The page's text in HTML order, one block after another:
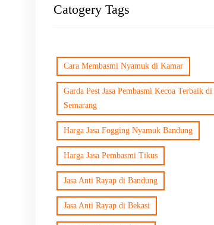
Catogery Tags
Cara Membasmi Nyamuk di Kamar
Garda Pest Jasa Pembasmi Kecoa Terbaik di
Semarang
Harga Jasa Fogging Nyamuk Bandung
Harga Jasa Pembasmi Tikus
Jasa Anti Rayap di Bandung
Jasa Anti Rayap di Bekasi